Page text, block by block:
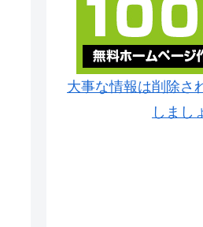
大事な情報は削除さ
しまし